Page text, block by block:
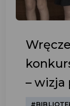
– wizja